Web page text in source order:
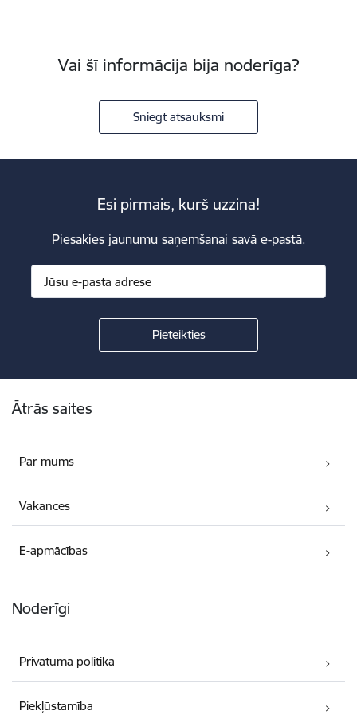
Vai šī informācija bija noderīga?
Sniegt atsauksmi
Esi pirmais, kurš uzzina!
Piesakies jaunumu saņemšanai savā e-pastā.
Ātrās saites
Par mums
Vakances
E-apmācības
Noderīgi
Privātuma politika
Piekļūstamība